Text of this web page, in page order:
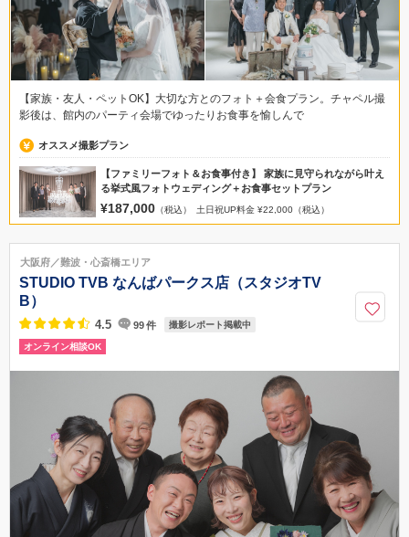
【家族・友人・ペットOK】大切な方とのフォト＋会食プラン。チャペル撮
影後は、館内のパーティ会場でゆったりお食事を愉しんで
オススメ撮影プラン
【ファミリーフォト＆お食事付き】 家族に見守られながら叶え
る挙式風フォトウェディング＋お食事セットプラン
¥187,000 （税込） 土日祝UP料金 ¥22,000（税込）
大阪府／難波・心斎橋エリア
STUDIO TVB なんばパークス店（スタジオTV
B）
4.5 99件 撮影レポート掲載中
オンライン相談OK